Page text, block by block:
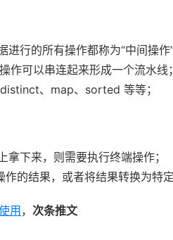
行的所有操作都称为“中间操作”
可以串连起来形成一个流水线；
、map、sorted 等等；
下来，则需要执行终端操作；
的结果，或者将结果转换为
用 ， 次条推文